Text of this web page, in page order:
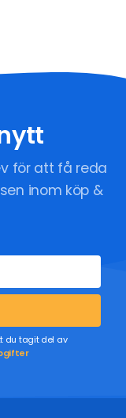
för att få reda
inom köp &
du tagit del av